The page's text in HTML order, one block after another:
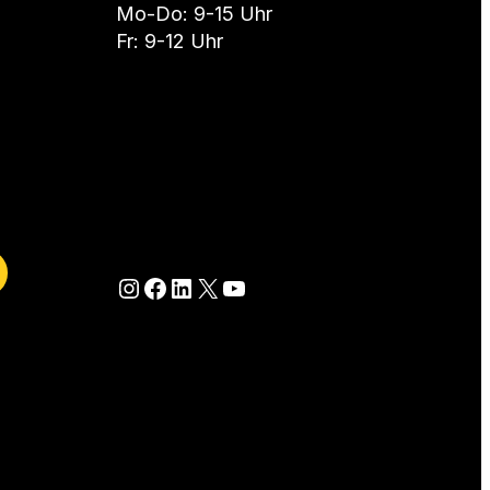
Mo-Do: 9-15 Uhr
Fr: 9-12 Uhr
Besuche eFriends auf InstagramBesuche eFriends auf Facebook Besuche eFriends auf LinkedIn Besuche eFriends auf X (Twitter) Besuche eFriends auf YouTube